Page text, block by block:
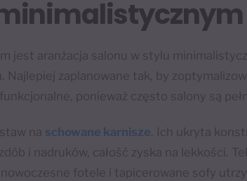
jest aranżacja salonu w stylu
Najlepiej zaplanowane tak, by
ponieważ często salony są
na schowane karnisze. Ich ukryta
i nadruków, całość zyska na lekkości.
fotele i tapicerowane sofy